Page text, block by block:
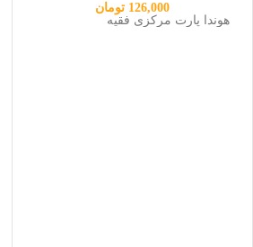
126,000 تومان
هوندا پارت مرکزی فقیه